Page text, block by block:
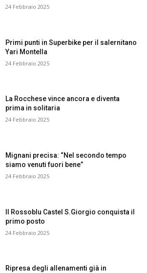
24 Febbraio 2025
Primi punti in Superbike per il salernitano
Yari Montella
24 Febbraio 2025
La Rocchese vince ancora e diventa
prima in solitaria
24 Febbraio 2025
Mignani precisa: “Nel secondo tempo
siamo venuti fuori bene”
24 Febbraio 2025
Il Rossoblu Castel S.Giorgio conquista il
primo posto
24 Febbraio 2025
Ripresa degli allenamenti già in